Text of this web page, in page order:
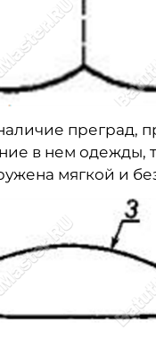
преград,
в нем одежды,
мягкой и